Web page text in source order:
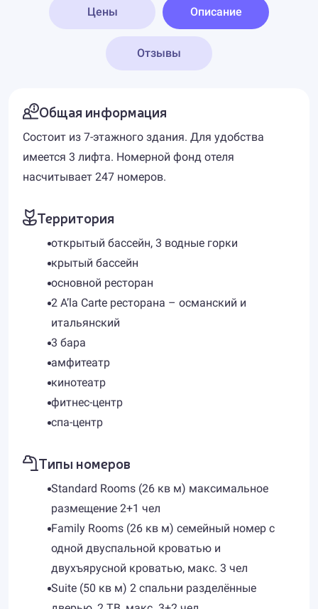
Цены Описание
Отзывы
Общая информация
Состоит из 7-этажного здания. Для удобства
имеется 3 лифта. Номерной фонд отеля
насчитывает 247 номеров.
Территория
открытый бассейн, 3 водные горки
крытый бассейн
основной ресторан
2 A’la Carte ресторана – османский и
итальянский
3 бара
амфитеатр
кинотеатр
фитнес-центр
спа-центр
Типы номеров
Standard Rooms (26 кв м) максимальное
размещение 2+1 чел
Family Rooms (26 кв м) семейный номер с
одной двуспальной кроватью и
двухъярусной кроватью, макс. 3 чел
Suite (50 кв м) 2 спальни разделённые